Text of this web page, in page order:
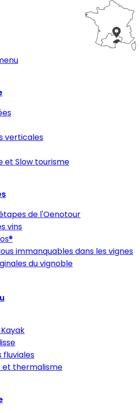
verticales
et Slow tourisme
de l'Oenotour
vins
immanquables dans les vignes
du vignoble
fluviales
et thermalisme